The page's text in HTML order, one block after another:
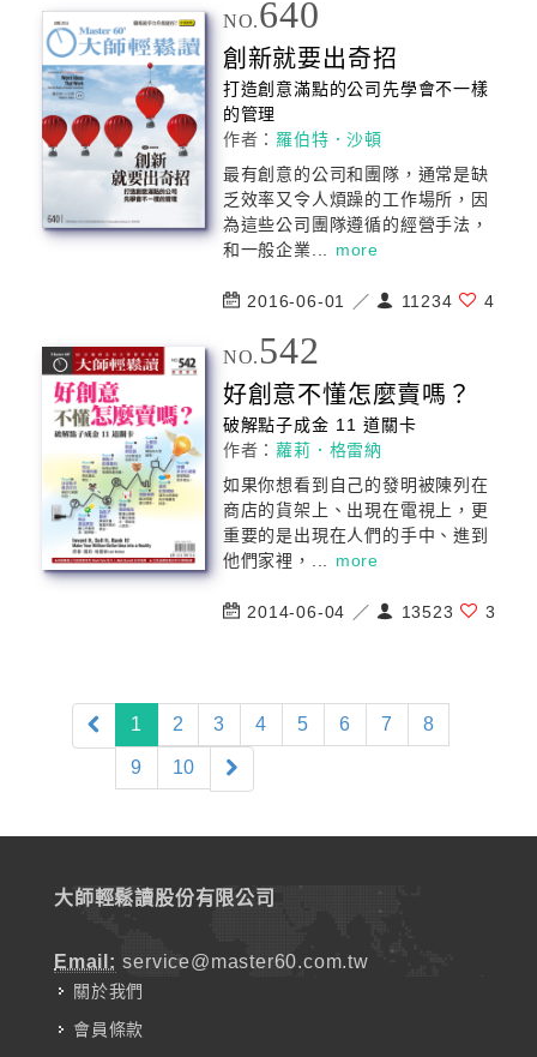
NO.640
創新就要出奇招
打造創意滿點的公司先學會不一樣
的管理
作者： 羅伯特．沙頓
最有創意的公司和團隊，通常是缺
乏效率又令人煩躁的工作場所，因
為這些公司團隊遵循的經營手法，
和一般企業... more
2016-06-01 ／ 11234 4
NO. 542
好創意不懂怎麼賣嗎？
破解點子成金 11 道關卡
作者：蘿莉．格雷納
如果你想看到自己的發明被陳列在
商店的貨架上、出現在電視上，更
重要的是出現在人們的手中、進到
他們家裡，... more
2014-06-04 ／ 13523 3
1 (current)
2 3 4 5 6 7 8
9 10
大師輕鬆讀股份有限公司
Email: service@master60.com.tw
關於我們
會員條款